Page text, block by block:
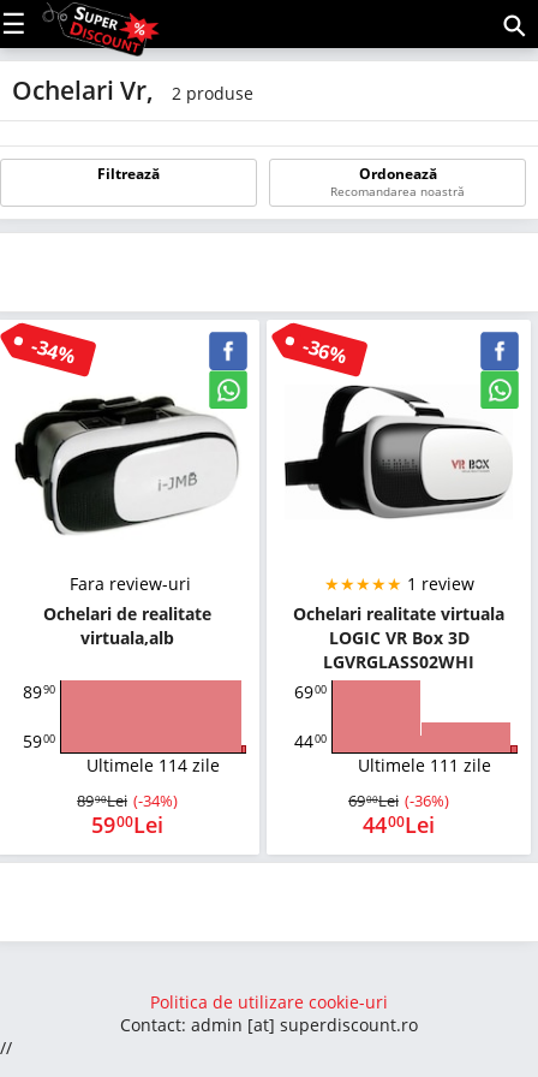
Ochelari Vr, 2 produse
Filtrează Ordonează
Recomandarea noastră
-34%
Fara review-uri
Ochelari de realitate
virtuala,alb
8990
5900
Ultimele 114 zile
8990Lei (-34%)
5900Lei
-36%
★★★★★ 1 review
Ochelari realitate virtuala
LOGIC VR Box 3D
LGVRGLASS02WHI
6900
4400
Ultimele 111 zile
6900Lei (-36%)
4400Lei
Politica de utilizare cookie-uri
Contact: admin [at] superdiscount.ro
//